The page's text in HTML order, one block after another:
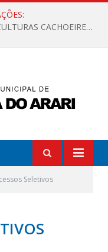
A VALORIZAÇÃO DAS HISTÓRIAS E CULTURAS CACHOEIRENSES
Seletivos